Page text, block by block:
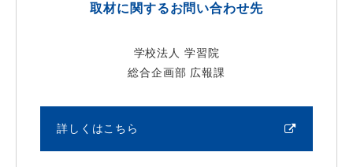
取材に関するお問い合わせ先
学校法人 学習院
総合企画部 広報課
詳しくはこちら